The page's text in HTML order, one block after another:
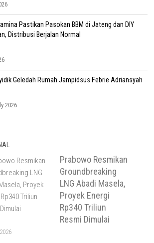
Pastikan Pasokan BBM di Jateng dan DIY
Distribusi Berjalan Normal
Geledah Rumah Jampidsus Febrie Adriansyah
2026
Prabowo Resmikan
Groundbreaking
LNG Abadi Masela,
Proyek Energi
Rp340 Triliun
Resmi Dimulai